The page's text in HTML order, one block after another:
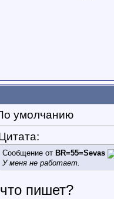
Сообщение от BR=55=Sevas
У меня не работает.
пишет?